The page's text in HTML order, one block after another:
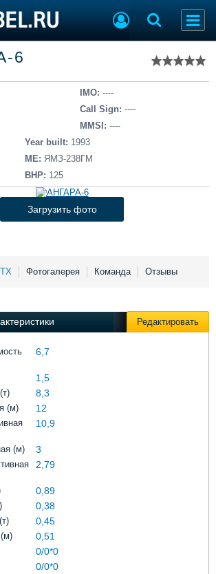
Торговая площадка
Доска объявлений
Продажа флота
Оборудование
Изделия
Материалы
Услуги
Галерея флота
Форум
6
IMO: ----
Call Sign: ----
MMSI: ----
Year built: 1993
ME: ЯМЗ-238ГМ
BHP: 125
Загрузить фото
Фотогалерея Команда Отзывы
Редактировать
6,7
1,5
8,3
(м) 12
10,9
(м) 3
2,79
0,89
0,38
0,45
0,51
0/0*0
0/0*0